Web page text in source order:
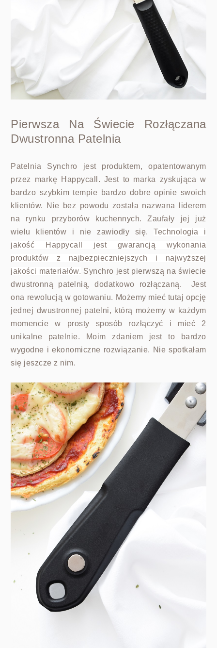
Pierwsza Na Świecie Rozłączana
Dwustronna Patelnia
Patelnia Synchro jest produktem, opatentowanym
przez markę Happycall. Jest to marka zyskująca w
bardzo szybkim tempie bardzo dobre opinie swoich
klientów. Nie bez powodu została nazwana liderem
na rynku przyborów kuchennych. Zaufały jej już
wielu klientów i nie zawiodły się.Technologia i
jakość Happycall jest gwarancją wykonania
produktów z najbezpieczniejszych i najwyższej
jakości materiałów. Synchro jest pierwszą na świecie
dwustronną patelnią, dodatkowo rozłączaną. Jest
ona rewolucją w gotowaniu. Możemy mieć tutaj opcję
jednej dwustronnej patelni, którą możemy w każdym
momencie w prosty sposób rozłączyć i mieć 2
unikalne patelnie. Moim zdaniem jest to bardzo
wygodne i ekonomiczne rozwiązanie. Nie spotkałam
się jeszcze z nim.